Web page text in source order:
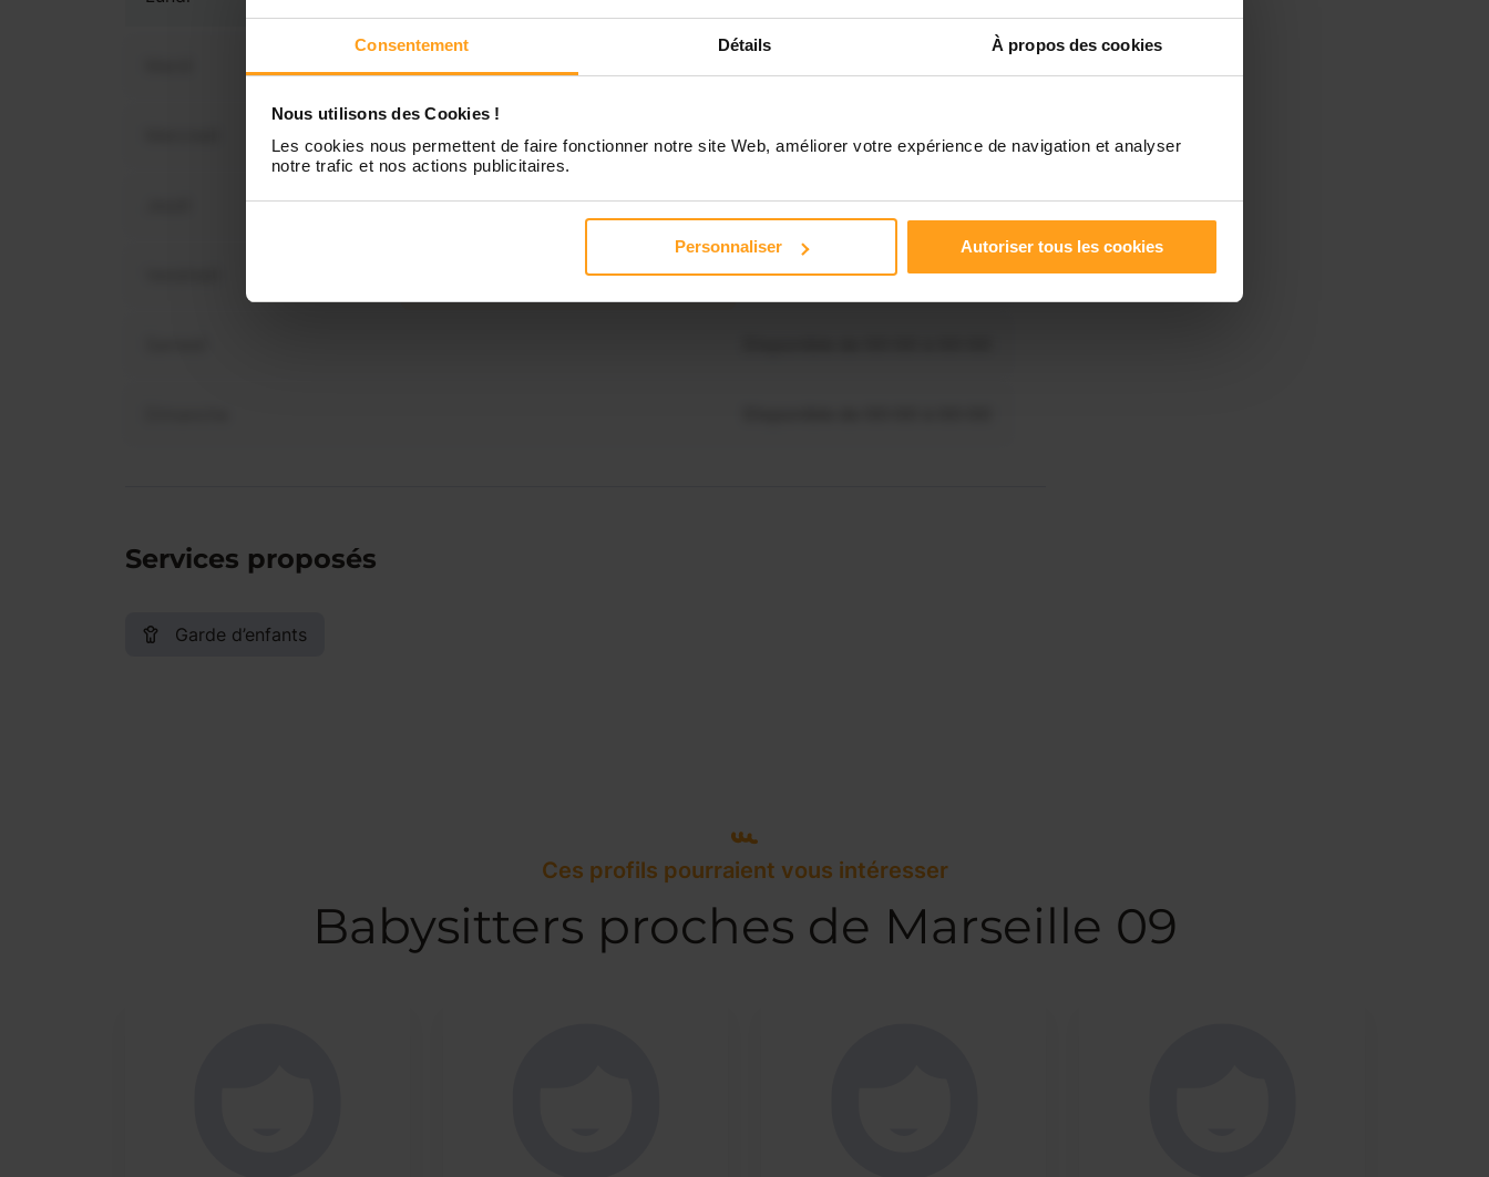
Consentement Détails À propos des cookies
Nous utilisons des Cookies !
Les cookies nous permettent de faire fonctionner notre site Web, améliorer votre expérience de navigation et analyser
notre trafic et nos actions publicitaires.
Personnaliser Autoriser tous les cookies
Disponible de 00:00 à 00:30
Disponible de 00:00 à 00:00
Disponible de 00:00 à 00:00
Vous souhaitez connaître les
disponibilités de Catherine ?
Services proposés
Garde d’enfants
Ces profils pourraient vous intéresser
Babysitters proches de Marseille 09